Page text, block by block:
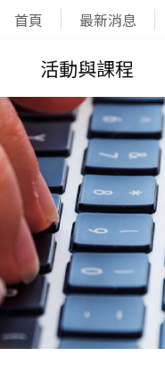
首頁 最新消息
活動與課程